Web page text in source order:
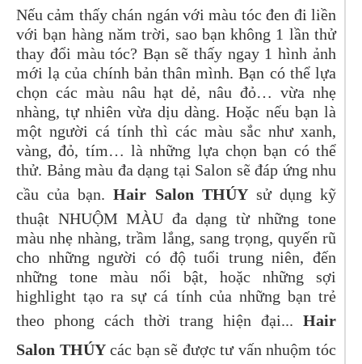
Nếu cảm thấy chán ngán với màu tóc đen đi liền
với bạn hàng năm trời, sao bạn không 1 lần thử
thay đổi màu tóc? Bạn sẽ thấy ngay 1 hình ảnh
mới lạ của chính bản thân mình. Bạn có thể lựa
chọn các màu nâu hạt dẻ, nâu đỏ… vừa nhẹ
nhàng, tự nhiên vừa dịu dàng. Hoặc nếu bạn là
một người cá tính thì các màu sắc như xanh,
vàng, đỏ, tím… là những lựa chọn bạn có thể
thử. Bảng màu đa dạng tại Salon sẽ đáp ứng nhu
cầu của bạn.Hair Salon THÚYsử dụng kỹ
thuật NHUỘM MÀU đa dạng từ những tone
màu nhẹ nhàng, trầm lắng, sang trọng, quyến rũ
cho những người có độ tuổi trung niên, đến
những tone màu nổi bật, hoặc những sợi
highlight tạo ra sự cá tính của những bạn trẻ
theo phong cách thời trang hiện đại... Hair
Salon THÚYcác bạn sẽ được tư vấn nhuộm tóc